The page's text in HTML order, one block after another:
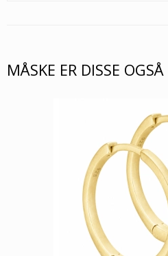
MÅSKE ER DISSE